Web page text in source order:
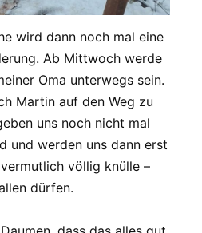
wird dann noch mal eine
Ab Mittwoch werde
Oma unterwegs sein.
Martin auf den Weg zu
uns noch nicht mal
und werden uns dann erst
völlig knülle –
dürfen.